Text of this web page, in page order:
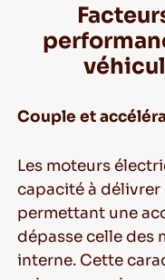
Couple et
Les moteurs
capacité à
permettant une
dépasse celle des
interne. Cette